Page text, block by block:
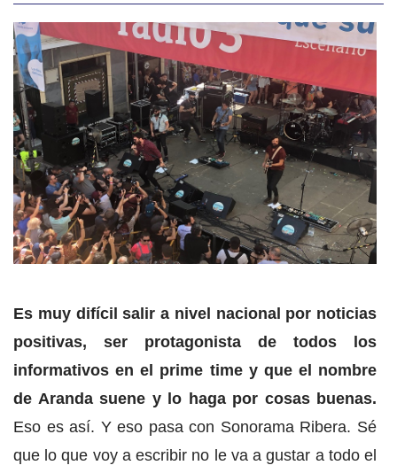
Es muy difícil salir a nivel nacional por noticias
positivas, ser protagonista de todos los
informativos en el prime time y que el nombre
de Aranda suene y lo haga por cosas buenas.
Eso es así. Y eso pasa con Sonorama Ribera. Sé
que lo que voy a escribir no le va a gustar a todo el